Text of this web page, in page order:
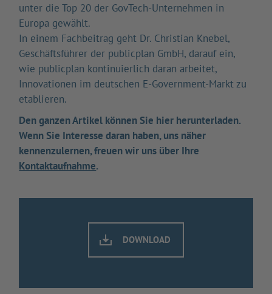
unter die Top 20 der GovTech-Unternehmen in
Europa gewählt.
In einem Fachbeitrag geht Dr. Christian Knebel,
Geschäftsführer der publicplan GmbH, darauf ein,
wie publicplan kontinuierlich daran arbeitet,
Innovationen im deutschen E-Government-Markt zu
etablieren.
Den ganzen Artikel können Sie hier herunterladen.
Wenn Sie Interesse daran haben, uns näher
kennenzulernen, freuen wir uns über Ihre
Kontaktaufnahme.
DOWNLOAD